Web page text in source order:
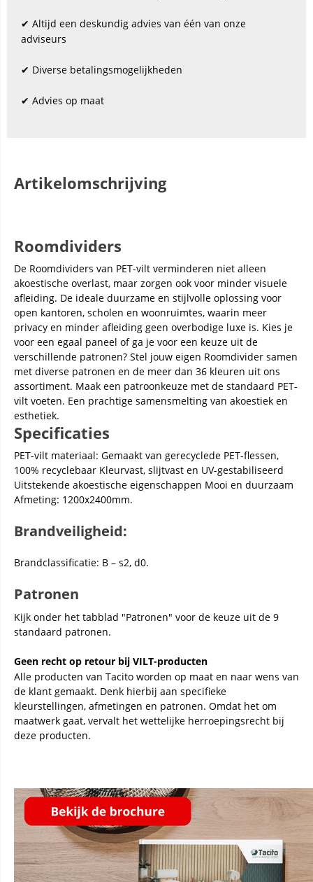
✔ Altijd een deskundig advies van één van onze
adviseurs
✔ Diverse betalingsmogelijkheden
✔ Advies op maat
Artikelomschrijving
Roomdividers
De Roomdividers van PET-vilt verminderen niet alleen
akoestische overlast, maar zorgen ook voor minder visuele
afleiding. De ideale duurzame en stijlvolle oplossing voor
open kantoren, scholen en woonruimtes, waarin meer
privacy en minder afleiding geen overbodige luxe is. Kies je
voor een egaal paneel of ga je voor een keuze uit de
verschillende patronen? Stel jouw eigen Roomdivider samen
met diverse patronen en de meer dan 36 kleuren uit ons
assortiment. Maak een patroonkeuze met de standaard PET-
vilt voeten. Een prachtige samensmelting van akoestiek en
esthetiek.
Specificaties
PET-vilt materiaal: Gemaakt van gerecyclede PET-flessen,
100% recyclebaar Kleurvast, slijtvast en UV-gestabiliseerd
Uitstekende akoestische eigenschappen Mooi en duurzaam
Afmeting: 1200x2400mm.
Brandveiligheid:
Brandclassificatie: B – s2, d0.
Patronen
Kijk onder het tabblad "Patronen" voor de keuze uit de 9
standaard patronen.
Geen recht op retour bij VILT-producten
Alle producten van Tacito worden op maat en naar wens van
de klant gemaakt. Denk hierbij aan specifieke
kleurstellingen, afmetingen en patronen. Omdat het om
maatwerk gaat, vervalt het wettelijke herroepingsrecht bij
deze producten.